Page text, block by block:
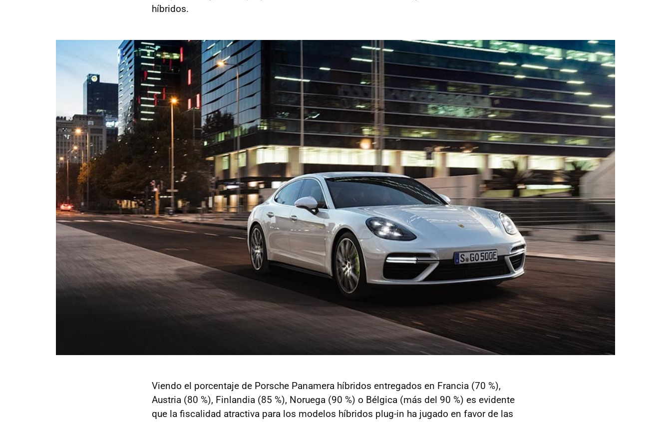
híbridos.
Viendo el porcentaje de Porsche Panamera híbridos entregados en Francia (70 %),
Austria (80 %), Finlandia (85 %), Noruega (90 %) o Bélgica (más del 90 %) es evidente
que la fiscalidad atractiva para los modelos híbridos plug-in ha jugado en favor de las